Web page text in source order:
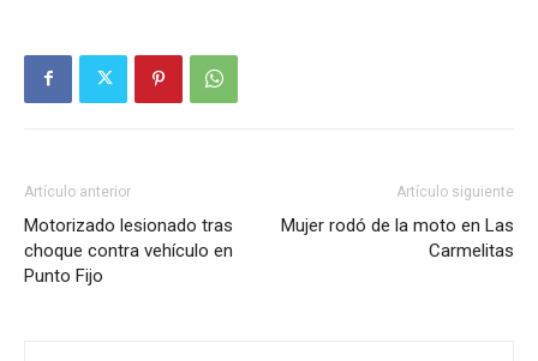
Artículo anterior
Motorizado lesionado tras
choque contra vehículo en
Punto Fijo
Artículo siguiente
Mujer rodó de la moto en Las
Carmelitas